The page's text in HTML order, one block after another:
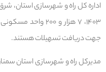
اداره کل راه و شهرسازی استان،
۱۴۰۳، ۷ هزار و
جهت دریافت تسهیلات هستند.
مدیرکل راه و شهرسازی استان